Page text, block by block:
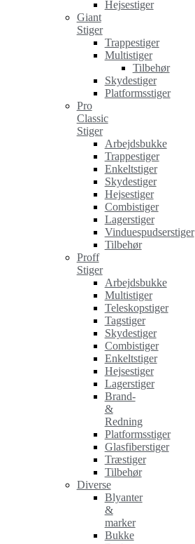
Hejsestiger
Giant
Stiger
Trappestiger
Multistiger
Tilbehør
Skydestiger
Platformsstiger
Pro
Classic
Stiger
Arbejdsbukke
Trappestiger
Enkeltstiger
Skydestiger
Hejsestiger
Combistiger
Lagerstiger
Vinduespudserstiger
Tilbehør
Proff
Stiger
Arbejdsbukke
Multistiger
Teleskopstiger
Tagstiger
Skydestiger
Combistiger
Enkeltstiger
Hejsestiger
Lagerstiger
Brand-
&
Redning
Platformsstiger
Glasfiberstiger
Træstiger
Tilbehør
Diverse
Blyanter
&
marker
Bukke